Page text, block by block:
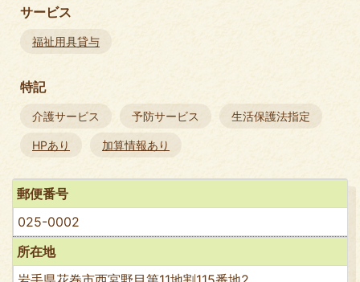
サービス
福祉用具貸与
特記
介護サービス 予防サービス 生活保護法指定
HPあり 加算情報あり
郵便番号
025-0002
所在地